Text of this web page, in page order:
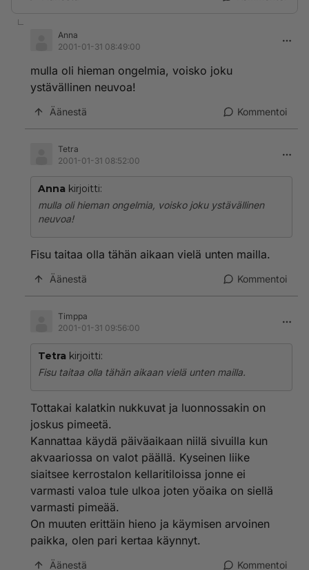
Anna
2001-01-31 08:49:00
mulla oli hieman ongelmia, voisko joku
ystävällinen neuvoa!
Äänestä Kommentoi
Tetra
2001-01-31 08:52:00
Anna kirjoitti:
mulla oli hieman ongelmia, voisko joku ystävällinen
neuvoa!
Fisu taitaa olla tähän aikaan vielä unten mailla.
Äänestä Kommentoi
Timppa
2001-01-31 09:56:00
Tetra kirjoitti:
Fisu taitaa olla tähän aikaan vielä unten mailla.
Tottakai kalatkin nukkuvat ja luonnossakin on
joskus pimeetä.
Kannattaa käydä päiväaikaan niilä sivuilla kun
akvaariossa on valot päällä. Kyseinen liike
siaitsee kerrostalon kellaritiloissa jonne ei
varmasti valoa tule ulkoa joten yöaika on siellä
varmasti pimeää.
On muuten erittäin hieno ja käymisen arvoinen
paikka, olen pari kertaa käynnyt.
Äänestä Kommentoi